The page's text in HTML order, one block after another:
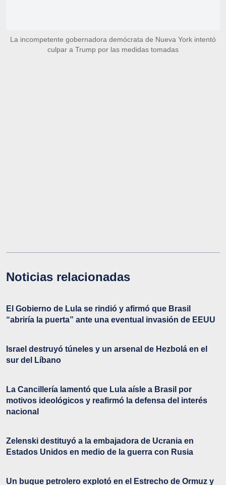
La incompetente gobernadora demócrata de Nueva York intentó
culpar a Trump por las medidas tomadas
Noticias relacionadas
El Gobierno de Lula se rindió y afirmó que Brasil
“abriría la puerta” ante una eventual invasión de EEUU
Israel destruyó túneles y un arsenal de Hezbolá en el
sur del Líbano
La Cancillería lamentó que Lula aísle a Brasil por
motivos ideológicos y reafirmó la defensa del interés
nacional
Zelenski destituyó a la embajadora de Ucrania en
Estados Unidos en medio de la guerra con Rusia
Un buque petrolero explotó en el Estrecho de Ormuz y